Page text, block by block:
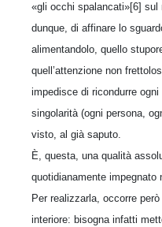
«gli occhi spalancati»[6]
dunque, di affinare lo
alimentandolo, quello
quell’attenzione non
impedisce di ricondurre
singolarità (ogni persona,
visto, al già saputo.
È, questa, una qualità
quotidianamente
Per realizzarla, occorre
interiore: bisogna infatti